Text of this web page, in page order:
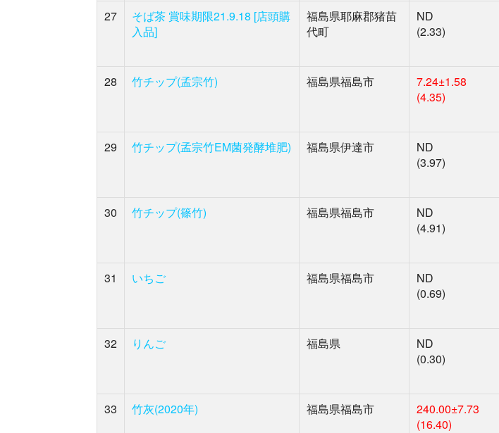
27
そば茶 賞味期限21.9.18 [店頭購
入品]
福島県耶麻郡猪苗
代町
ND
(2.33)
28
竹チップ(孟宗竹) 福島県福島市 7.24±1.58
(4.35)
29
竹チップ(孟宗竹EM菌発酵堆肥) 福島県伊達市
ND
(3.97)
30
竹チップ(篠竹) 福島県福島市
ND
(4.91)
31
いちご 福島県福島市
ND
(0.69)
32
りんご 福島県
ND
(0.30)
33
竹灰(2020年) 福島県福島市 240.00±7.73
(16.40)